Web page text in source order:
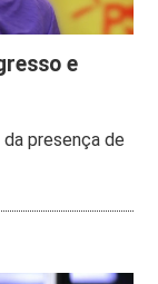
e
presença de